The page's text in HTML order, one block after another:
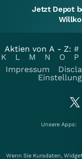
Jetzt Depot
Aktien von A - Z: #
K
L M N O P
Impressum
Unsere Apps:
Wenn Sie Kursdaten,